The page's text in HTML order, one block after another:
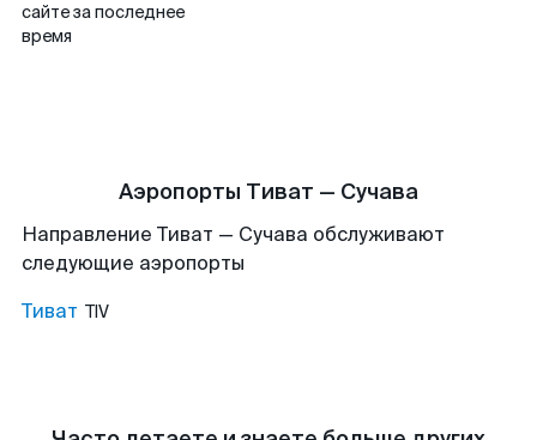
сайте за последнее
время
Аэропорты Тиват — Сучава
Направление Тиват — Сучава обслуживают
следующие аэропорты
Тиват TIV